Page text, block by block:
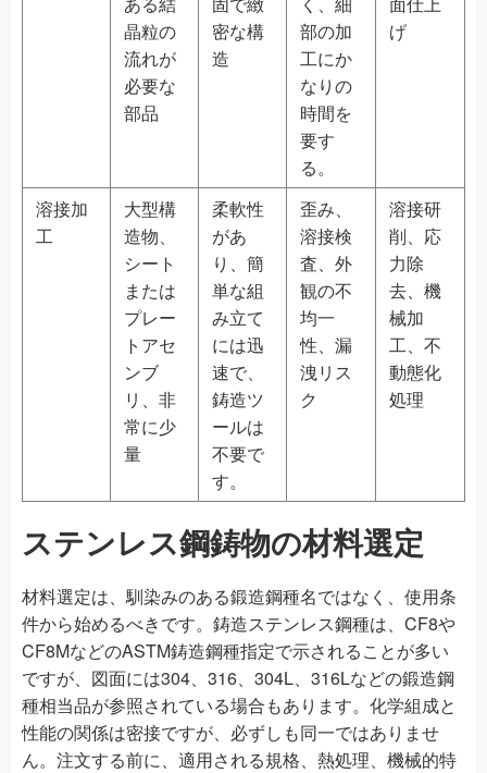
晶粒の
流れが
必要な
部品
密な構
造
部の加
工にか
なりの
時間を
要す
る。
げ
溶接加
工
大型構
造物、
シート
または
プレー
トアセ
ンブ
リ、非
常に少
量
柔軟性
があ
り、簡
単な組
み立て
には迅
速で、
鋳造ツ
ールは
不要で
す。
歪み、
溶接検
査、外
観の不
均一
性、漏
洩リス
ク
溶接研
削、応
力除
去、機
械加
工、不
動態化
処理
ステンレス鋼鋳物の材料選定
材料選定は、馴染みのある鍛造鋼種名ではなく、使用条
件から始めるべきです。鋳造ステンレス鋼種は、CF8や
CF8MなどのASTM鋳造鋼種指定で示されることが多い
ですが、図面には304、316、304L、316Lなどの鍛造鋼
種相当品が参照されている場合もあります。化学組成と
性能の関係は密接ですが、必ずしも同一ではありませ
ん。注文する前に、適用される規格、熱処理、機械的特